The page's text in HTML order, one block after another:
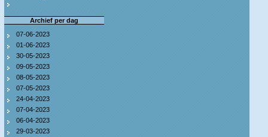
Archief per dag
07-06-2023
01-06-2023
30-05-2023
09-05-2023
08-05-2023
07-05-2023
24-04-2023
07-04-2023
06-04-2023
29-03-2023